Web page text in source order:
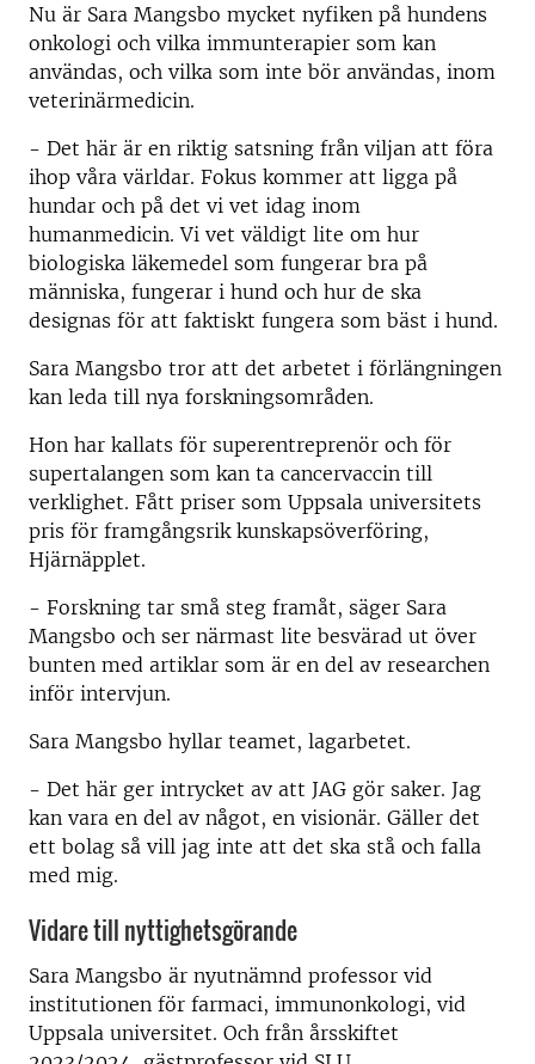
Nu är Sara Mangsbo mycket nyfiken på hundens
onkologi och vilka immunterapier som kan
användas, och vilka som inte bör användas, inom
veterinärmedicin.
- Det här är en riktig satsning från viljan att föra
ihop våra världar. Fokus kommer att ligga på
hundar och på det vi vet idag inom
humanmedicin. Vi vet väldigt lite om hur
biologiska läkemedel som fungerar bra på
människa, fungerar i hund och hur de ska
designas för att faktiskt fungera som bäst i hund.
Sara Mangsbo tror att det arbetet i förlängningen
kan leda till nya forskningsområden.
Hon har kallats för superentreprenör och för
supertalangen som kan ta cancervaccin till
verklighet. Fått priser som Uppsala universitets
pris för framgångsrik kunskapsöverföring,
Hjärnäpplet.
- Forskning tar små steg framåt, säger Sara
Mangsbo och ser närmast lite besvärad ut över
bunten med artiklar som är en del av researchen
inför intervjun.
Sara Mangsbo hyllar teamet, lagarbetet.
- Det här ger intrycket av att JAG gör saker. Jag
kan vara en del av något, en visionär. Gäller det
ett bolag så vill jag inte att det ska stå och falla
med mig.
Vidare till nyttighetsgörande
Sara Mangsbo är nyutnämnd professor vid
institutionen för farmaci, immunonkologi, vid
Uppsala universitet. Och från årsskiftet